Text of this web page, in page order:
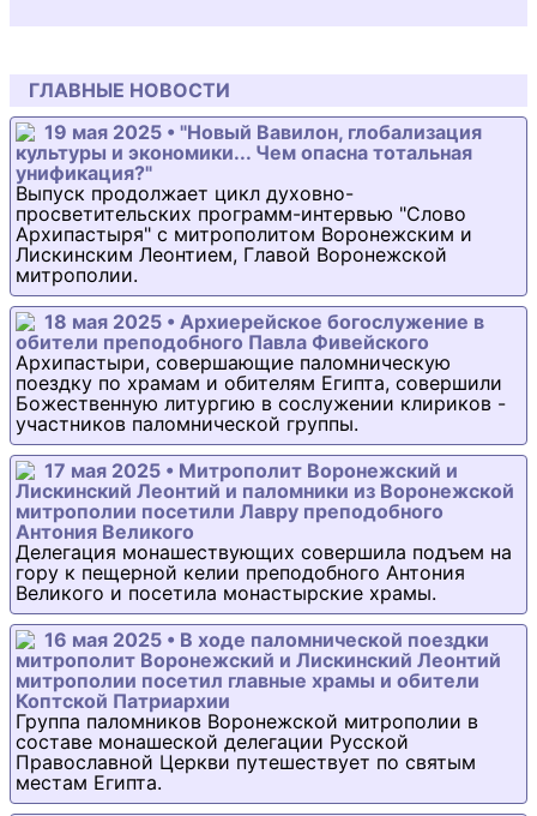
ГЛАВНЫЕ НОВОСТИ
19 мая 2025 • "Новый Вавилон, глобализация
культуры и экономики... Чем опасна тотальная
унификация?"
Выпуск продолжает цикл духовно-
просветительских программ-интервью "Слово
Архипастыря" с митрополитом Воронежским и
Лискинским Леонтием, Главой Воронежской
митрополии.
18 мая 2025 • Архиерейское богослужение в
обители преподобного Павла Фивейского
Архипастыри, совершающие паломническую
поездку по храмам и обителям Египта, совершили
Божественную литургию в сослужении клириков -
участников паломнической группы.
17 мая 2025 • Митрополит Воронежский и
Лискинский Леонтий и паломники из Воронежской
митрополии посетили Лавру преподобного
Антония Великого
Делегация монашествующих совершила подъем на
гору к пещерной келии преподобного Антония
Великого и посетила монастырские храмы.
16 мая 2025 • В ходе паломнической поездки
митрополит Воронежский и Лискинский Леонтий
митрополии посетил главные храмы и обители
Коптской Патриархии
Группа паломников Воронежской митрополии в
составе монашеской делегации Русской
Православной Церкви путешествует по святым
местам Египта.